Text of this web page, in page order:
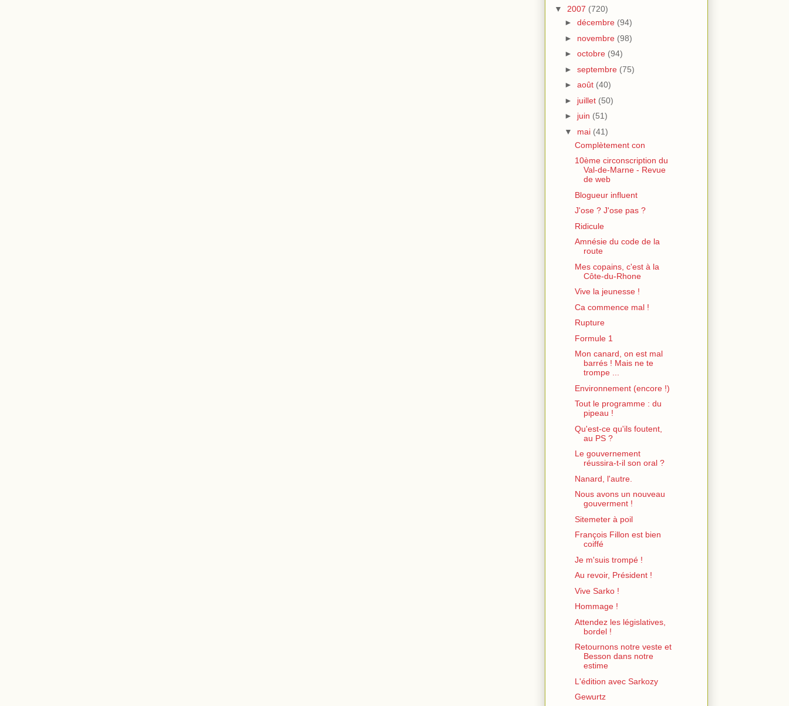
▼ 2007 (720)
► décembre (94)
► novembre (98)
► octobre (94)
► septembre (75)
► août (40)
► juillet (50)
► juin (51)
▼ mai (41)
Complètement con
10ème circonscription du
Val-de-Marne - Revue
de web
Blogueur influent
J'ose ? J'ose pas ?
Ridicule
Amnésie du code de la
route
Mes copains, c'est à la
Côte-du-Rhone
Vive la jeunesse !
Ca commence mal !
Rupture
Formule 1
Mon canard, on est mal
barrés ! Mais ne te
trompe ...
Environnement (encore !)
Tout le programme : du
pipeau !
Qu'est-ce qu'ils foutent,
au PS ?
Le gouvernement
réussira-t-il son oral ?
Nanard, l'autre.
Nous avons un nouveau
gouverment !
Sitemeter à poil
François Fillon est bien
coiffé
Je m'suis trompé !
Au revoir, Président !
Vive Sarko !
Hommage !
Attendez les législatives,
bordel !
Retournons notre veste et
Besson dans notre
estime
L'édition avec Sarkozy
Gewurtz